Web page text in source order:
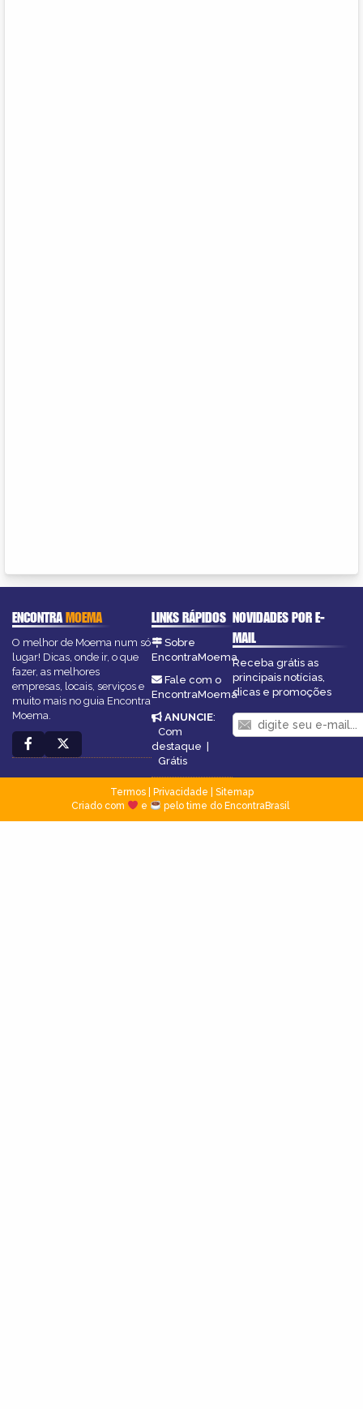
ENCONTRAMOEMA
O melhor de Moema num só
lugar! Dicas, onde ir, o que
fazer, as melhores
empresas, locais, serviços e
muito mais no guia Encontra
Moema.
LINKS RÁPIDOS
Sobre
EncontraMoema
Fale com o
EncontraMoema
ANUNCIE:
Com
destaque
Grátis
NOVIDADES POR E-
MAIL
Receba grátis as
principais notícias,
dicas e promoções
Termos| Privacidade
Sitemap
Criado com
e pelo time do EncontraBrasil